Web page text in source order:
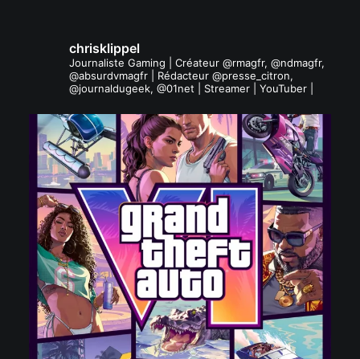
chrisklippel
Journaliste Gaming | Créateur @rmagfr, @ndmagfr,
@absurdvmagfr | Rédacteur @presse_citron,
@journaldugeek, @01net | Streamer | YouTuber |